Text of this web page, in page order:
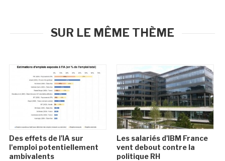
SUR LE MÊME THÈME
Des effets de l'IA sur
l'emploi potentiellement
ambivalents
Les salariés d'IBM France
vent debout contre la
politique RH